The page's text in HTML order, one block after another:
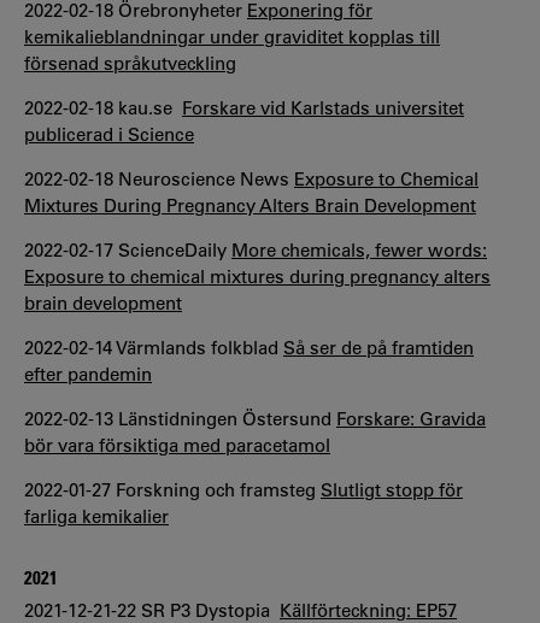
2022-02-18 Örebronyheter Exponering för
kemikalieblandningar under graviditet kopplas till
försenad språkutveckling
2022-02-18 kau.se Forskare vid Karlstads universitet
publicerad i Science
2022-02-18 Neuroscience News Exposure to Chemical
Mixtures During Pregnancy Alters Brain Development
2022-02-17 ScienceDaily More chemicals, fewer words:
Exposure to chemical mixtures during pregnancy alters
brain development
2022-02-14 Värmlands folkblad Så ser de på framtiden
efter pandemin
2022-02-13 Länstidningen Östersund Forskare: Gravida
bör vara försiktiga med paracetamol
2022-01-27 Forskning och framsteg Slutligt stopp för
farliga kemikalier
2021
2021-12-21-22 SR P3 Dystopia Källförteckning: EP57